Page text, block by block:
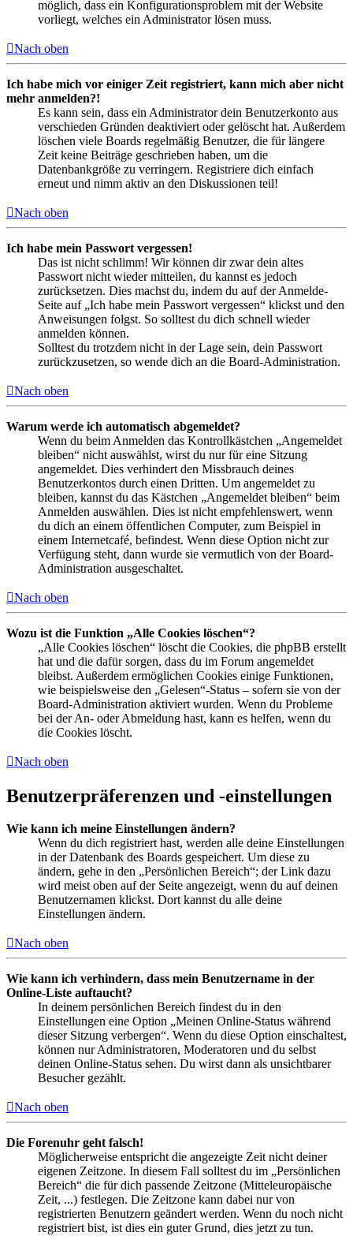
möglich, dass ein Konfigurationsproblem mit der Website
vorliegt, welches ein Administrator lösen muss.
Nach oben
Ich habe mich vor einiger Zeit registriert, kann mich aber nicht
mehr anmelden?!
Es kann sein, dass ein Administrator dein Benutzerkonto aus
verschieden Gründen deaktiviert oder gelöscht hat. Außerdem
löschen viele Boards regelmäßig Benutzer, die für längere
Zeit keine Beiträge geschrieben haben, um die
Datenbankgröße zu verringern. Registriere dich einfach
erneut und nimm aktiv an den Diskussionen teil!
Nach oben
Ich habe mein Passwort vergessen!
Das ist nicht schlimm! Wir können dir zwar dein altes
Passwort nicht wieder mitteilen, du kannst es jedoch
zurücksetzen. Dies machst du, indem du auf der Anmelde-
Seite auf „Ich habe mein Passwort vergessen“ klickst und den
Anweisungen folgst. So solltest du dich schnell wieder
anmelden können.
Solltest du trotzdem nicht in der Lage sein, dein Passwort
zurückzusetzen, so wende dich an die Board-Administration.
Nach oben
Warum werde ich automatisch abgemeldet?
Wenn du beim Anmelden das Kontrollkästchen „Angemeldet
bleiben“ nicht auswählst, wirst du nur für eine Sitzung
angemeldet. Dies verhindert den Missbrauch deines
Benutzerkontos durch einen Dritten. Um angemeldet zu
bleiben, kannst du das Kästchen „Angemeldet bleiben“ beim
Anmelden auswählen. Dies ist nicht empfehlenswert, wenn
du dich an einem öffentlichen Computer, zum Beispiel in
einem Internetcafé, befindest. Wenn diese Option nicht zur
Verfügung steht, dann wurde sie vermutlich von der Board-
Administration ausgeschaltet.
Nach oben
Wozu ist die Funktion „Alle Cookies löschen“?
„Alle Cookies löschen“ löscht die Cookies, die phpBB erstellt
hat und die dafür sorgen, dass du im Forum angemeldet
bleibst. Außerdem ermöglichen Cookies einige Funktionen,
wie beispielsweise den „Gelesen“-Status – sofern sie von der
Board-Administration aktiviert wurden. Wenn du Probleme
bei der An- oder Abmeldung hast, kann es helfen, wenn du
die Cookies löscht.
Nach oben
Benutzerpräferenzen und -einstellungen
Wie kann ich meine Einstellungen ändern?
Wenn du dich registriert hast, werden alle deine Einstellungen
in der Datenbank des Boards gespeichert. Um diese zu
ändern, gehe in den „Persönlichen Bereich“; der Link dazu
wird meist oben auf der Seite angezeigt, wenn du auf deinen
Benutzernamen klickst. Dort kannst du alle deine
Einstellungen ändern.
Nach oben
Wie kann ich verhindern, dass mein Benutzername in der
Online-Liste auftaucht?
In deinem persönlichen Bereich findest du in den
Einstellungen eine Option „Meinen Online-Status während
dieser Sitzung verbergen“. Wenn du diese Option einschaltest,
können nur Administratoren, Moderatoren und du selbst
deinen Online-Status sehen. Du wirst dann als unsichtbarer
Besucher gezählt.
Nach oben
Die Forenuhr geht falsch!
Möglicherweise entspricht die angezeigte Zeit nicht deiner
eigenen Zeitzone. In diesem Fall solltest du im „Persönlichen
Bereich“ die für dich passende Zeitzone (Mitteleuropäische
Zeit, ...) festlegen. Die Zeitzone kann dabei nur von
registrierten Benutzern geändert werden. Wenn du noch nicht
registriert bist, ist dies ein guter Grund, dies jetzt zu tun.